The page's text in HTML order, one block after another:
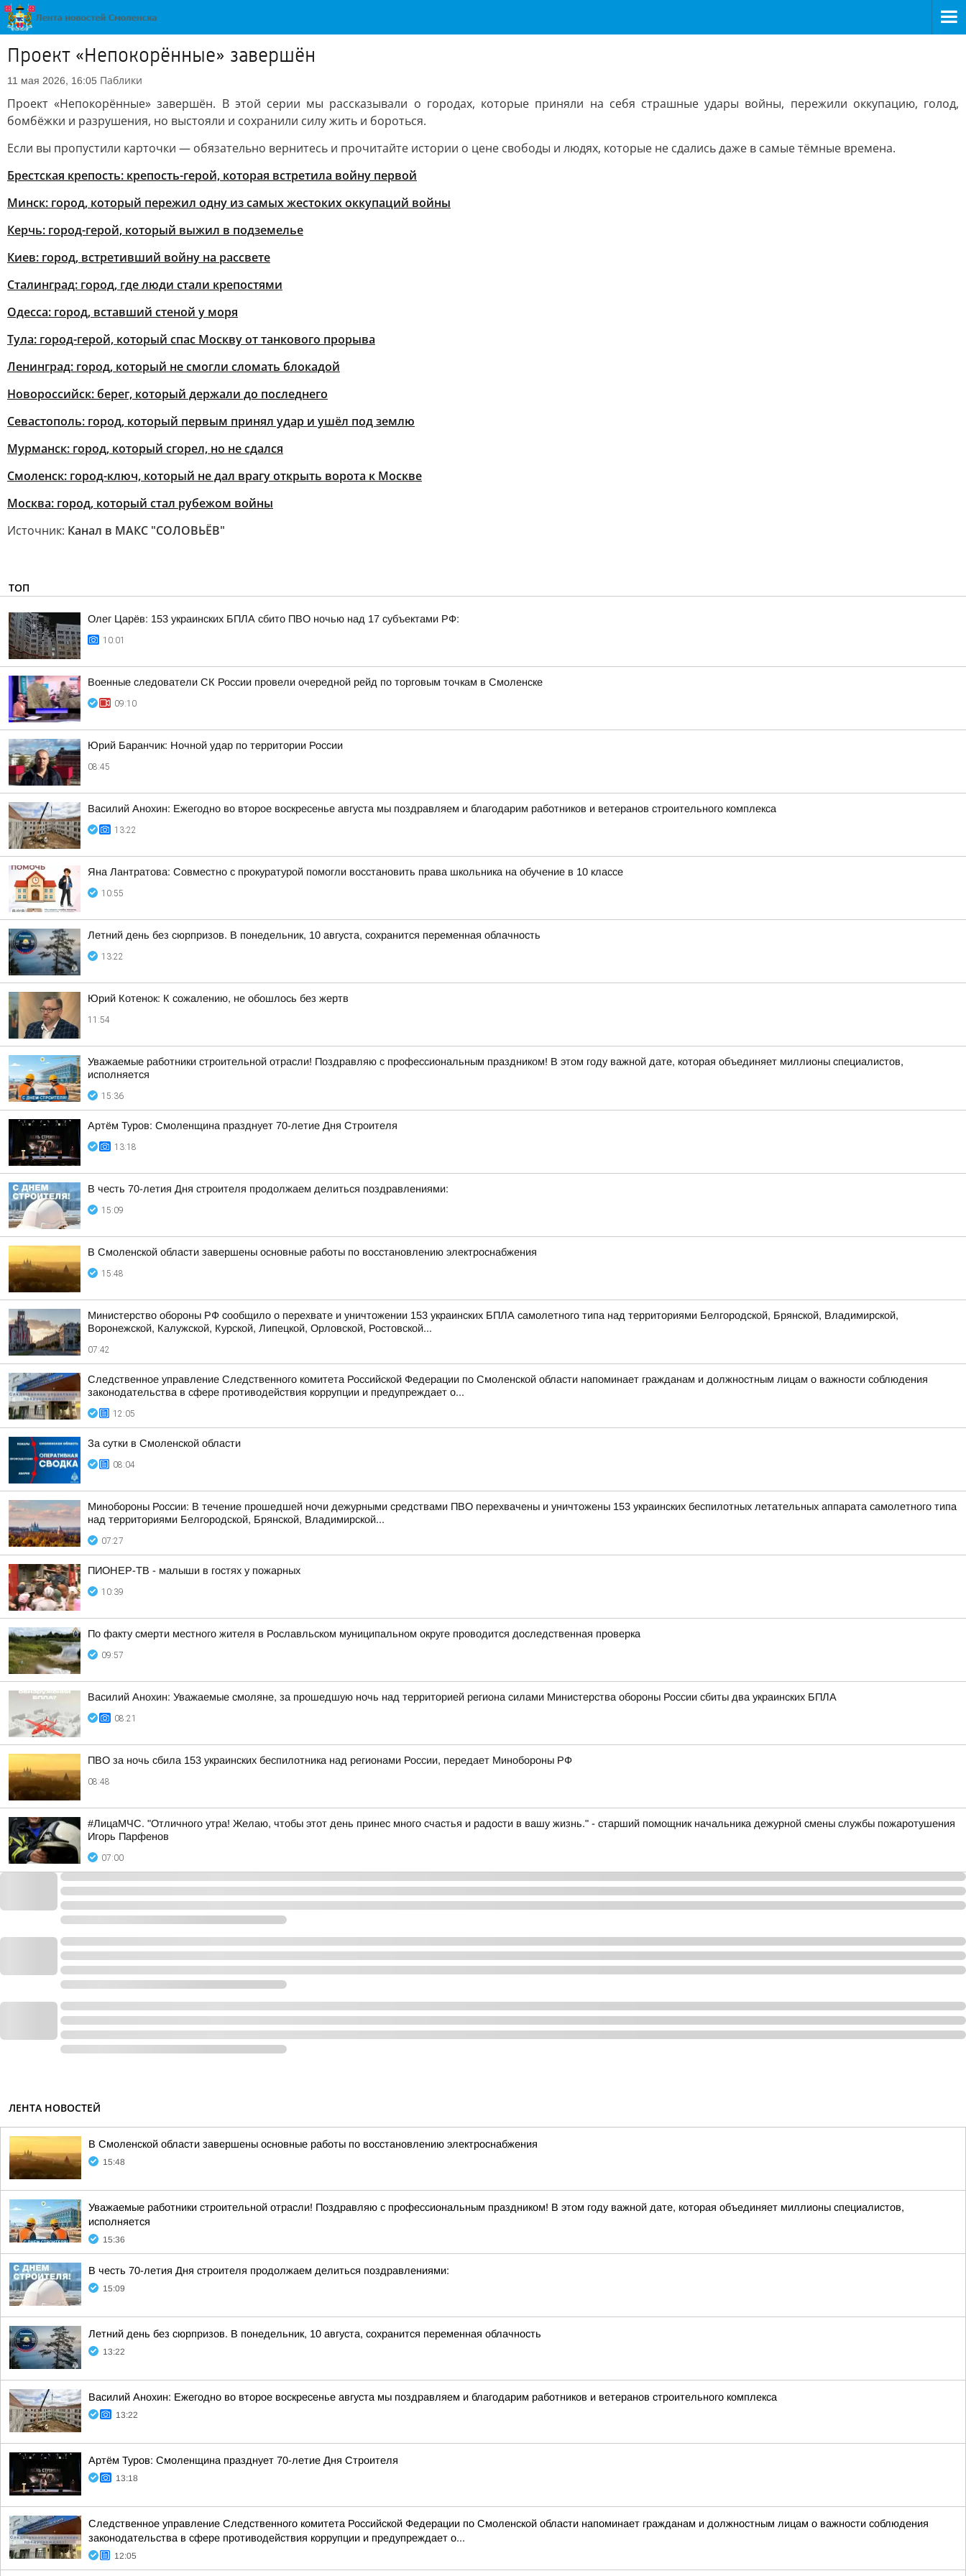
Проект «Непокорённые» завершён
11 мая 2026, 16:05 Паблики
Проект «Непокорённые» завершён. В этой серии мы рассказывали о городах, которые приняли на себя страшные удары войны, пережили оккупацию, голод,
бомбёжки и разрушения, но выстояли и сохранили силу жить и бороться.
Если вы пропустили карточки — обязательно вернитесь и прочитайте истории о цене свободы и людях, которые не сдались даже в самые тёмные времена.
Брестская крепость: крепость-герой, которая встретила войну первой
Минск: город, который пережил одну из самых жестоких оккупаций войны
Керчь: город-герой, который выжил в подземелье
Киев: город, встретивший войну на рассвете
Сталинград: город, где люди стали крепостями
Одесса: город, вставший стеной у моря
Тула: город-герой, который спас Москву от танкового прорыва
Ленинград: город, который не смогли сломать блокадой
Новороссийск: берег, который держали до последнего
Севастополь: город, который первым принял удар и ушёл под землю
Мурманск: город, который сгорел, но не сдался
Смоленск: город-ключ, который не дал врагу открыть ворота к Москве
Москва: город, который стал рубежом войны
Источник: Канал в МАКС "СОЛОВЬЁВ"
ТОП
Олег Царёв: 153 украинских БПЛА сбито ПВО ночью над 17 субъектами РФ:
10:01
Военные следователи СК России провели очередной рейд по торговым точкам в Смоленске
09:10
Юрий Баранчик: Ночной удар по территории России
08:45
Василий Анохин: Ежегодно во второе воскресенье августа мы поздравляем и благодарим работников и ветеранов строительного комплекса
13:22
Яна Лантратова: Совместно с прокуратурой помогли восстановить права школьника на обучение в 10 классе
10:55
Летний день без сюрпризов. В понедельник, 10 августа, сохранится переменная облачность
13:22
Юрий Котенок: К сожалению, не обошлось без жертв
11:54
Уважаемые работники строительной отрасли! Поздравляю с профессиональным праздником! В этом году важной дате, которая объединяет миллионы специалистов,
исполняется
15:36
Артём Туров: Смоленщина празднует 70-летие Дня Строителя
13:18
В честь 70-летия Дня строителя продолжаем делиться поздравлениями:
15:09
В Смоленской области завершены основные работы по восстановлению электроснабжения
15:48
Министерство обороны РФ сообщило о перехвате и уничтожении 153 украинских БПЛА самолетного типа над территориями Белгородской, Брянской, Владимирской,
Воронежской, Калужской, Курской, Липецкой, Орловской, Ростовской...
07:42
Следственное управление Следственного комитета Российской Федерации по Смоленской области напоминает гражданам и должностным лицам о важности соблюдения
законодательства в сфере противодействия коррупции и предупреждает о...
12:05
За сутки в Смоленской области
08:04
Минобороны России: В течение прошедшей ночи дежурными средствами ПВО перехвачены и уничтожены 153 украинских беспилотных летательных аппарата самолетного типа
над территориями Белгородской, Брянской, Владимирской...
07:27
ПИОНЕР-ТВ - малыши в гостях у пожарных
10:39
По факту смерти местного жителя в Рославльском муниципальном округе проводится доследственная проверка
09:57
Василий Анохин: Уважаемые смоляне, за прошедшую ночь над территорией региона силами Министерства обороны России сбиты два украинских БПЛА
08:21
ПВО за ночь сбила 153 украинских беспилотника над регионами России, передает Минобороны РФ
08:48
#ЛицаМЧС. "Отличного утра! Желаю, чтобы этот день принес много счастья и радости в вашу жизнь." - старший помощник начальника дежурной смены службы пожаротушения
Игорь Парфенов
07:00
ЛЕНТА НОВОСТЕЙ
В Смоленской области завершены основные работы по восстановлению электроснабжения
15:48
Уважаемые работники строительной отрасли! Поздравляю с профессиональным праздником! В этом году важной дате, которая объединяет миллионы специалистов,
исполняется
15:36
В честь 70-летия Дня строителя продолжаем делиться поздравлениями:
15:09
Летний день без сюрпризов. В понедельник, 10 августа, сохранится переменная облачность
13:22
Василий Анохин: Ежегодно во второе воскресенье августа мы поздравляем и благодарим работников и ветеранов строительного комплекса
13:22
Артём Туров: Смоленщина празднует 70-летие Дня Строителя
13:18
Следственное управление Следственного комитета Российской Федерации по Смоленской области напоминает гражданам и должностным лицам о важности соблюдения
законодательства в сфере противодействия коррупции и предупреждает о...
12:05